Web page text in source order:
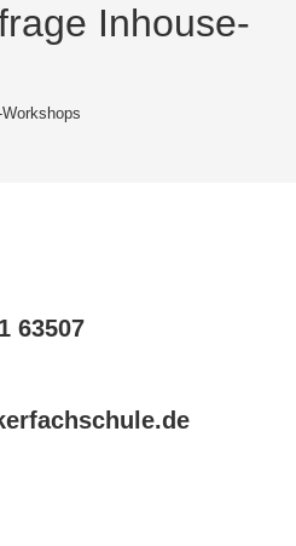
Inhouse-
63507